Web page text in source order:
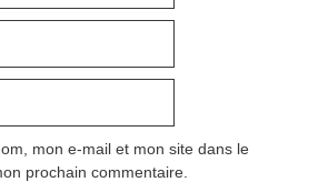
mon e-mail et mon site dans le
prochain commentaire.